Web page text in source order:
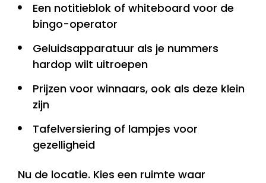
Een notitieblok of whiteboard voor de
bingo-operator
Geluidsapparatuur als je nummers
hardop wilt uitroepen
Prijzen voor winnaars, ook als deze klein
zijn
Tafelversiering of lampjes voor
gezelligheid
Nu de locatie. Kies een ruimte waar